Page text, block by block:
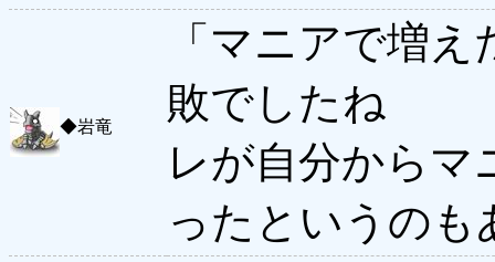
◆岩竜
「マニアで増
敗でしたね
レが自分からマ
ったというのも